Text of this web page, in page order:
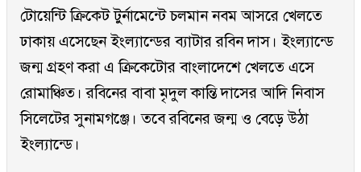
টোয়েন্টি ক্রিকেট টুর্নামেন্টে চলমান নবম আসরে খেলতে
ঢাকায় এসেছেন ইংল্যান্ডের ব্যাটার রবিন দাস। ইংল্যান্ডে
জন্ম গ্রহণ করা এ ক্রিকেটোর বাংলাদেশে খেলতে এসে
রোমাঞ্চিত। রবিনের বাবা মৃদুল কান্তি দাসের আদি নিবাস
সিলেটের সুনামগঞ্জে। তবে রবিনের জন্ম ও বেড়ে উঠা
ইংল্যান্ডে।